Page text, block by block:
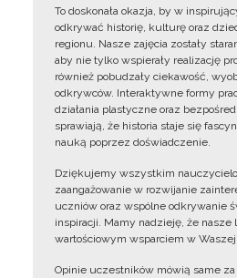
To doskonała okazja, by w
odkrywać historię, kulturę oraz
regionu. Nasze zajęcia zostały
aby nie tylko wspierały realizację
również pobudzały ciekawość,
odkrywców. Interaktywne formy
działania plastyczne oraz
sprawiają, że historia staje się
nauką poprzez doświadczenie.
Dziękujemy wszystkim
zaangażowanie w rozwijanie
uczniów oraz wspólne odkrywanie
inspiracji. Mamy nadzieję, że
wartościowym wsparciem w
Opinie uczestników mówią same za